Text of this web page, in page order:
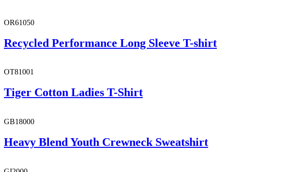
OR61050
Recycled Performance Long Sleeve T-shirt
OT81001
Tiger Cotton Ladies T-Shirt
GB18000
Heavy Blend Youth Crewneck Sweatshirt